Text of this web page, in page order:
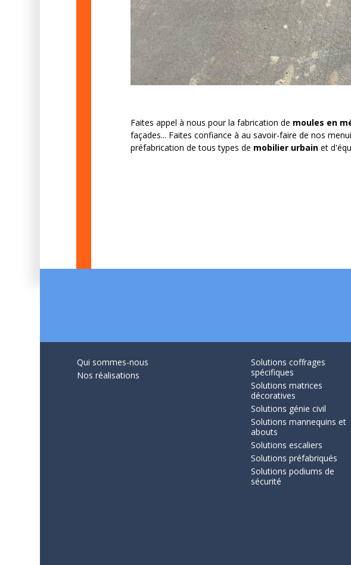
Faites appel à nous pour la fabrication de moules en
façades... Faites confiance à au savoir-faire de nos
préfabrication de tous types de mobilier urbainet
Qui sommes-nous
Nos réalisations
Solutions coffrages
spécifiques
Solutions matrices
décoratives
Solutions génie civil
Solutions mannequins et
abouts
Solutions escaliers
Solutions préfabriqués
Solutions podiums de
sécurité